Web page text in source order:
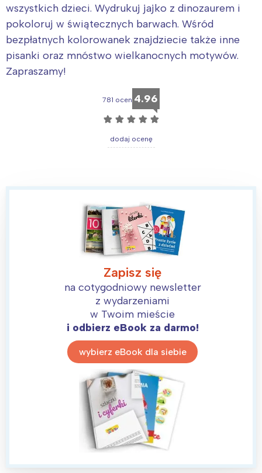
wszystkich dzieci. Wydrukuj jajko z dinozaurem i
pokoloruj w świątecznych barwach. Wśród
bezpłatnych kolorowanek znajdziecie także inne
pisanki oraz mnóstwo wielkanocnych motywów.
Zapraszamy!
781 ocen 4.96
☆ ☆ ☆ ☆ ☆
dodaj ocenę
Zapisz się
na cotygodniowy newsletter
z wydarzeniami
w Twoim mieście
i odbierz eBook za darmo!
wybierz eBook dla siebie